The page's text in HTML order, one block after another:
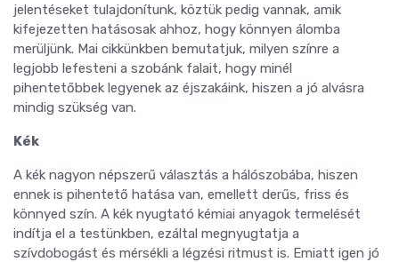
jelentéseket tulajdonítunk, köztük pedig vannak, amik
kifejezetten hatásosak ahhoz, hogy könnyen álomba
merüljünk. Mai cikkünkben bemutatjuk, milyen színre a
legjobb lefesteni a szobánk falait, hogy minél
pihentetőbbek legyenek az éjszakáink, hiszen a jó alvásra
mindig szükség van.
Kék
A kék nagyon népszerű választás a hálószobába, hiszen
ennek is pihentető hatása van, emellett derűs, friss és
könnyed szín. A kék nyugtató kémiai anyagok termelését
indítja el a testünkben, ezáltal megnyugtatja a
szívdobogást és mérsékli a légzési ritmust is. Emiatt igen jó